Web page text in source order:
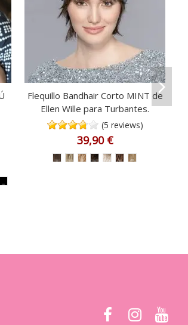
Flequillo Bandhair Corto MINT de
Ellen Wille para Turbantes.
(5 reviews)
39,90 €